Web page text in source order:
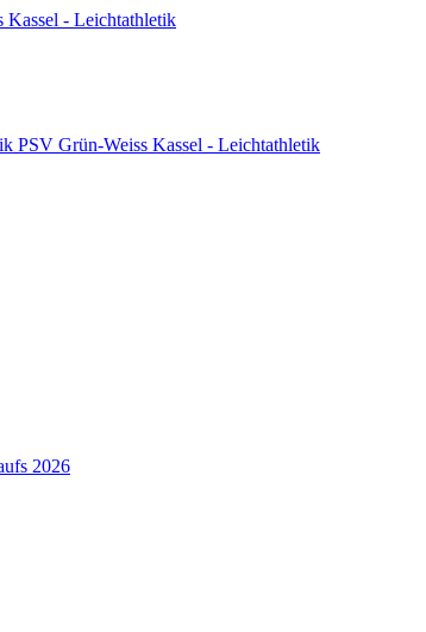
Kassel - Leichtathletik
PSV Grün-Weiss Kassel - Leichtathletik
2026